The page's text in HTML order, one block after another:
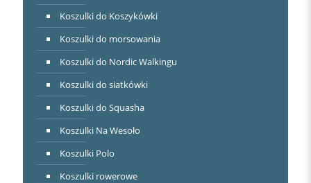
Koszulki do Koszykówki
Koszulki do morsowania
Koszulki do Nordic Walkingu
Koszulki do siatkówki
Koszulki do Squasha
Koszulki Na Wesoło
Koszulki Polo
Koszulki rowerowe